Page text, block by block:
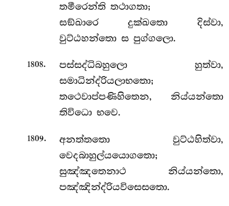
තමීරෙන්ති තථාගතා;
සඞ්ඛාරෙ දුක්ඛතො දිස්වා,
වුට්ඨහන්තො ස පුග්ගලො.
1808.
පස්සද්ධිබහුලො හුත්වා,
සමාධින්ද්රියලාභතො;
තථෙවාප්පණිහිතෙන, නිය්යන්තො
තිවිධො භවෙ.
1809.
අනත්තතො වුට්ඨහිත්වා,
වෙදබාහුල්යයොගතො;
සුඤ්ඤතෙනාථ නිය්යන්තො,
පඤ්ඤින්ද්රියවිසෙසතො.